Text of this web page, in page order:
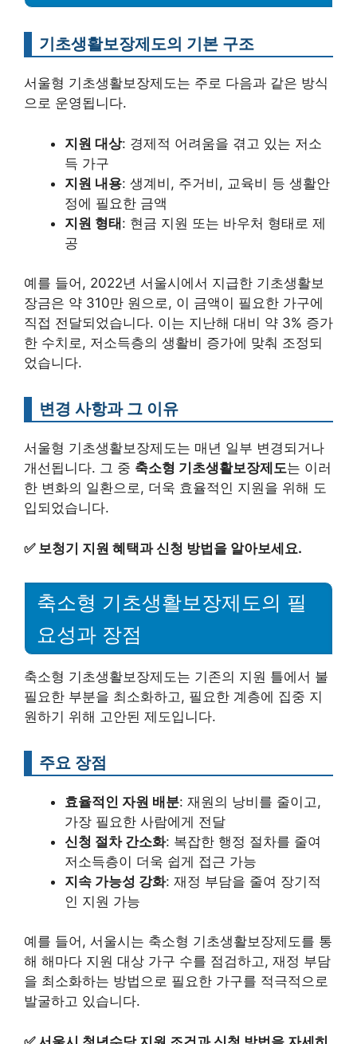
기초생활보장제도의 기본 구조
서울형 기초생활보장제도는 주로 다음과 같은 방식
으로 운영됩니다.
지원 대상: 경제적 어려움을 겪고 있는 저소
득 가구
지원 내용: 생계비, 주거비, 교육비 등 생활안
정에 필요한 금액
지원 형태: 현금 지원 또는 바우처 형태로 제
공
예를 들어, 2022년 서울시에서 지급한 기초생활보
장금은 약 310만 원으로, 이 금액이 필요한 가구에
직접 전달되었습니다. 이는 지난해 대비 약 3% 증가
한 수치로, 저소득층의 생활비 증가에 맞춰 조정되
었습니다.
변경 사항과 그 이유
서울형 기초생활보장제도는 매년 일부 변경되거나
개선됩니다. 그 중 축소형 기초생활보장제도는 이러
한 변화의 일환으로, 더욱 효율적인 지원을 위해 도
입되었습니다.
✅ 보청기 지원 혜택과 신청 방법을 알아보세요.
축소형 기초생활보장제도의 필
요성과 장점
축소형 기초생활보장제도는 기존의 지원 틀에서 불
필요한 부분을 최소화하고, 필요한 계층에 집중 지
원하기 위해 고안된 제도입니다.
주요 장점
효율적인 자원 배분: 재원의 낭비를 줄이고,
가장 필요한 사람에게 전달
신청 절차 간소화: 복잡한 행정 절차를 줄여
저소득층이 더욱 쉽게 접근 가능
지속 가능성 강화: 재정 부담을 줄여 장기적
인 지원 가능
예를 들어, 서울시는 축소형 기초생활보장제도를 통
해 해마다 지원 대상 가구 수를 점검하고, 재정 부담
을 최소화하는 방법으로 필요한 가구를 적극적으로
발굴하고 있습니다.